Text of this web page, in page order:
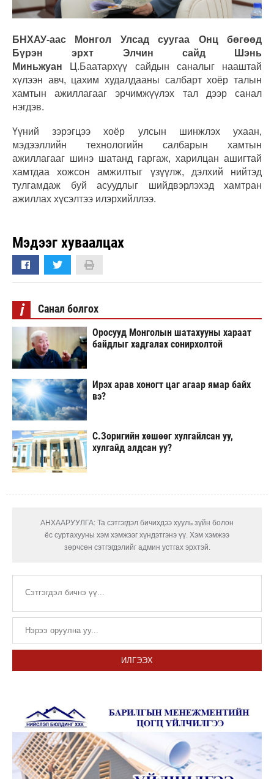
БНХАУ-аас Монгол Улсад суугаа Онц бөгөөд
Бүрэн эрхт Элчин сайд
Шэнь
Миньжуан
Ц.Баатархүү сайдын саналыг нааштай
хүлээн авч, цахим худалдааны салбарт хоёр талын
хамтын ажиллагааг эрчимжүүлэх тал дээр санал
нэгдэв.
Үүний зэрэгцээ хоёр улсын шинжлэх ухаан,
мэдээллийн технологийн салбарын хамтын
ажиллагааг шинэ шатанд гаргаж, харилцан ашигтай
хамтдаа хожсон амжилтыг үзүүлж, дэлхий нийтэд
тулгамдаж буй асуудлыг шийдвэрлэхэд хамтран
ажиллах хүсэлтээ илэрхийллээ.
Мэдээг хуваалцах
i Санал болгох
Оросууд Монголын шатахууны хараат
байдлыг хадгалах сонирхолтой
Ирэх арав хоногт цаг агаар ямар байх
вэ?
С.Зоригийн хөшөөг хулгайлсан уу,
хулгайд алдсан уу?
АНХААРУУЛГА: Та сэтгэгдэл бичихдээ хууль зүйн болон
ёс суртахууны хэм хэмжээг хүндэтгэнэ үү. Хэм хэмжээ
зөрчсөн сэтгэгдэлийг админ устгах эрхтэй.
ИЛГЭЭХ